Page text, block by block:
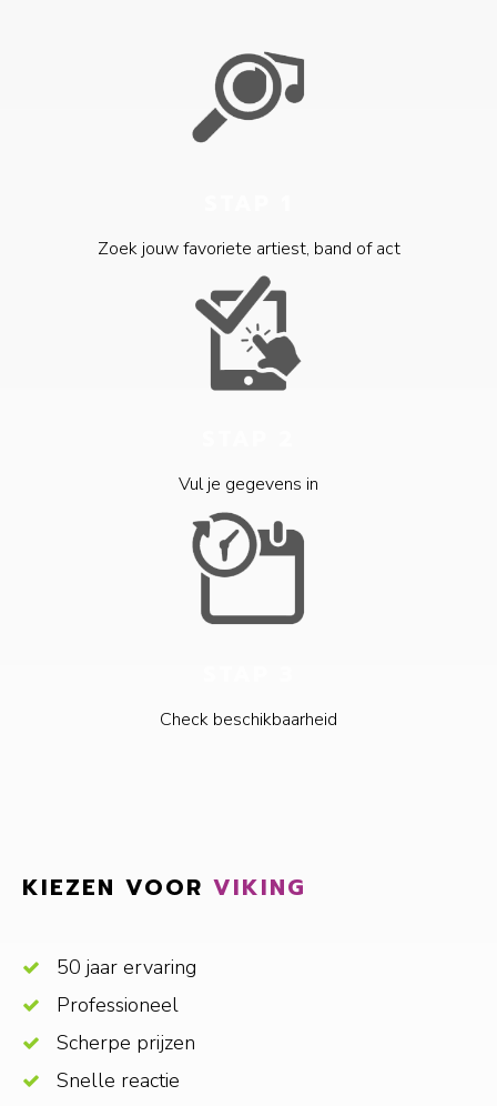
Zoek jouw favoriete artiest, band of act
Vul je gegevens in
Check beschikbaarheid
KIEZEN VOOR VIKING
50 jaar ervaring
Professioneel
Scherpe prijzen
Snelle reactie